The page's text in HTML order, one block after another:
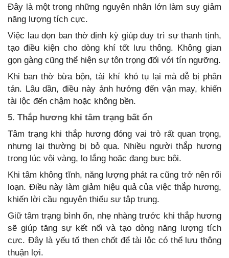
Đây là một trong những nguyên nhân lớn làm suy giảm
năng lượng tích cực.
Việc lau dọn ban thờ định kỳ giúp duy trì sự thanh tịnh,
tạo điều kiện cho dòng khí tốt lưu thông. Không gian
gọn gàng cũng thể hiện sự tôn trọng đối với tín ngưỡng.
Khi ban thờ bừa bộn, tài khí khó tụ lại mà dễ bị phân
tán. Lâu dần, điều này ảnh hưởng đến vận may, khiến
tài lộc đến chậm hoặc không bền.
5. Thắp hương khi tâm trạng bất ổn
Tâm trạng khi thắp hương đóng vai trò rất quan trọng,
nhưng lại thường bị bỏ qua. Nhiều người thắp hương
trong lúc vội vàng, lo lắng hoặc đang bực bội.
Khi tâm không tĩnh, năng lượng phát ra cũng trở nên rối
loạn. Điều này làm giảm hiệu quả của việc thắp hương,
khiến lời cầu nguyện thiếu sự tập trung.
Giữ tâm trạng bình ổn, nhẹ nhàng trước khi thắp hương
sẽ giúp tăng sự kết nối và tạo dòng năng lượng tích
cực. Đây là yếu tố then chốt để tài lộc có thể lưu thông
thuận lợi.